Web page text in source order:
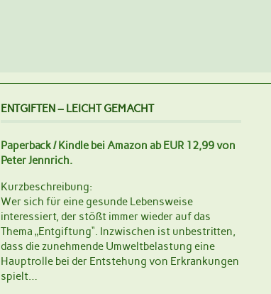
ENTGIFTEN – LEICHT GEMACHT
Paperback / Kindle bei Amazon ab EUR 12,99 von
Peter Jennrich.
Kurzbeschreibung:
Wer sich für eine gesunde Lebensweise
interessiert, der stößt immer wieder auf das
Thema „Entgiftung“. Inzwischen ist unbestritten,
dass die zunehmende Umweltbelastung eine
Hauptrolle bei der Entstehung von Erkrankungen
spielt…